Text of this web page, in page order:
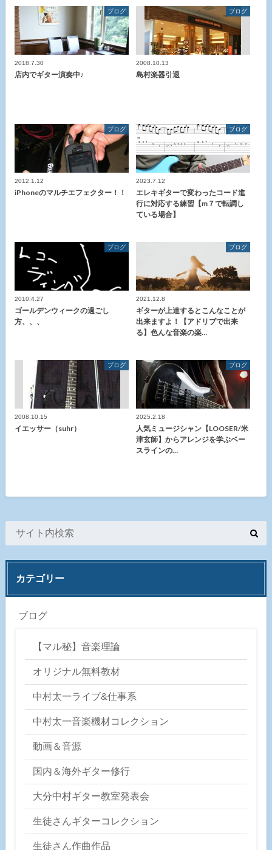
ブログ
2018.7.30
店内でギター演奏中♪
ブログ
2008.10.13
島村楽器引退
ブログ
2012.1.12
iPhoneのマルチエフェクター！！
ブログ
2023.7.12
エレキギターで変わったコード進
行に対応する練習【m７で転調し
ている場合】
ブログ
2010.4.27
ゴールデンウィークの過ごし
方、、、
ブログ
2021.12.8
ギターが上達するとこんなことが
出来ますよ！【アドリブで出来
る】色んな音楽の楽…
ブログ
2008.10.15
イエッサー（suhr）
ブログ
2025.2.18
人気ミュージシャン【LOOSER/米
津玄師】からアレンジを学ぶベー
スラインの…
カテゴリー
ブログ
【マル秘】音楽理論
オリジナル無料教材
中村太一ライブ&仕事系
中村太一音楽機材コレクション
動画＆音源
国内＆海外ギター修行
大分中村ギター教室発表会
生徒さんギターコレクション
生徒さん作曲作品